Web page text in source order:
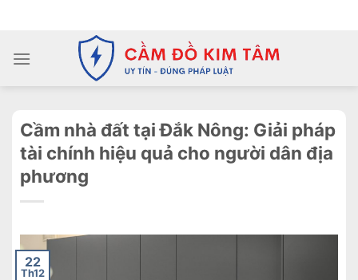
dung
Cầm nhà đất tại Đắk Nông: Giải pháp
tài chính hiệu quả cho người dân địa
phương
22
Th12